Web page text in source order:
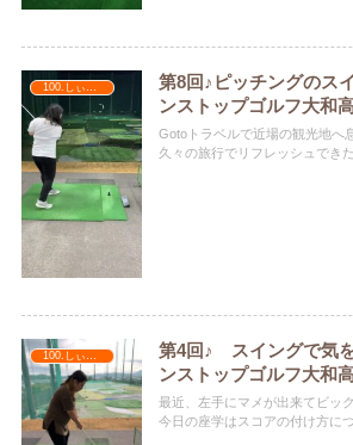
第8回♪ピッチングのス
ンストップゴルフ大和
Gotoトラベルで近場の観光地へ
久々の旅行でリフレッシュでき
第4回♪ スイングで気
ンストップゴルフ大和
最近、左手にマメが出来てビッ
今日の座学はスコアの付け方に